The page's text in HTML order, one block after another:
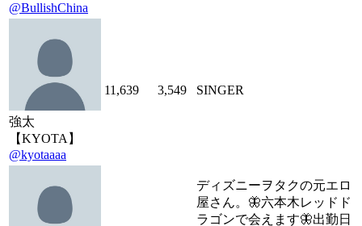
@BullishChina
強太
【KYOTA】
@kyotaaaa
11,639 3,549 SINGER
ディズニーヲタクの元エロ
屋さん。🦋六本木レッドド
ラゴンで会えます🦋出勤日